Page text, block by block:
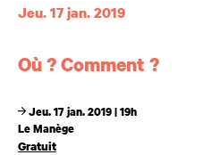
Dates et horaires
Jeu. 17 jan. 2019
Où ? Comment ?
Jeu. 17 jan. 2019 | 19h
Le Manège
Gratuit